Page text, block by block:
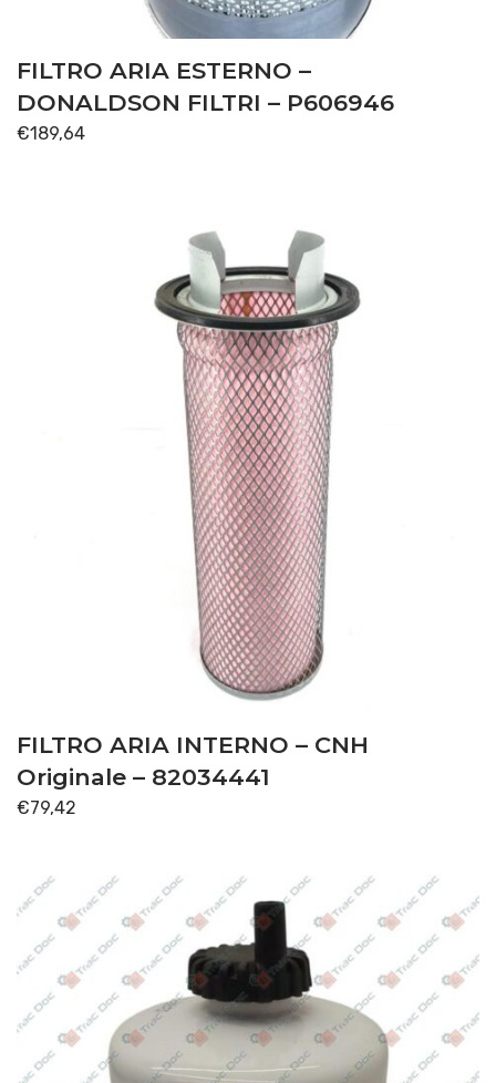
FILTRO ARIA ESTERNO –
DONALDSON FILTRI – P606946
€189,64
FILTRO ARIA INTERNO – CNH
Originale – 82034441
€79,42